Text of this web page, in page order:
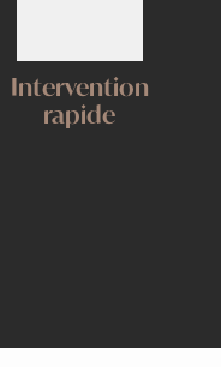
Intervention
rapide